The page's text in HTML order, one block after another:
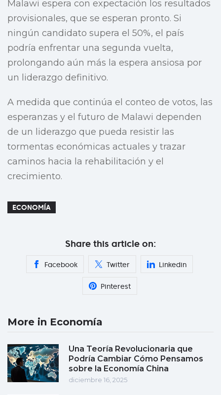
Malawi espera con expectación los resultados
provisionales, que se esperan pronto. Si
ningún candidato supera el 50%, el país
podría enfrentar una segunda vuelta,
prolongando aún más la espera ansiosa por
un liderazgo definitivo.
A medida que continúa el conteo de votos, las
esperanzas y el futuro de Malawi dependen
de un liderazgo que pueda resistir las
tormentas económicas actuales y trazar
caminos hacia la rehabilitación y el
crecimiento.
ECONOMÍA
Share this article on:
Facebook Twitter Linkedin
Pinterest
More in Economía
Una Teoría Revolucionaria que
Podría Cambiar Cómo Pensamos
sobre la Economía China
diciembre 16, 2025